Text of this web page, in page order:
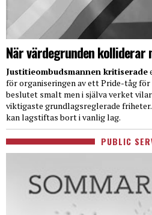
När värdegrunden kolliderar
Justitieombudsmannen kritiserade
för organiseringen av ett Pride-tåg
beslutet smalt men i själva verket
viktigaste grundlagsreglerade
kan lagstiftas bort i vanlig lag.
PUBLIC